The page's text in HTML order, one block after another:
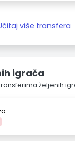
više transfera
igrača
željenih